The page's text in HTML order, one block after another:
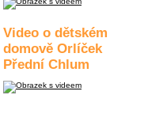
Video o dětském
domově Orlíček
Přední Chlum